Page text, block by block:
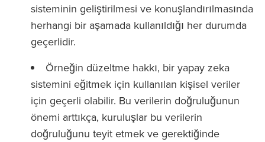
sisteminin geliştirilmesi ve konuşlandırılmasında
herhangi bir aşamada kullanıldığı her durumda
geçerlidir.
Örneğin düzeltme hakkı, bir yapay zeka
sistemini eğitmek için kullanılan kişisel veriler
için geçerli olabilir. Bu verilerin doğruluğunun
önemi arttıkça, kuruluşlar bu verilerin
doğruluğunu teyit etmek ve gerektiğinde